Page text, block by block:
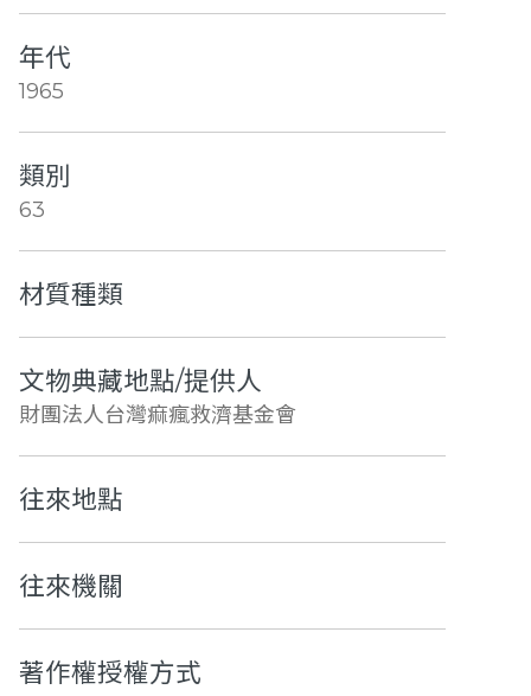
年代
1965
類別
63
材質種類
文物典藏地點/提供人
財團法人台灣痲瘋救濟基金會
往來地點
往來機關
著作權授權方式